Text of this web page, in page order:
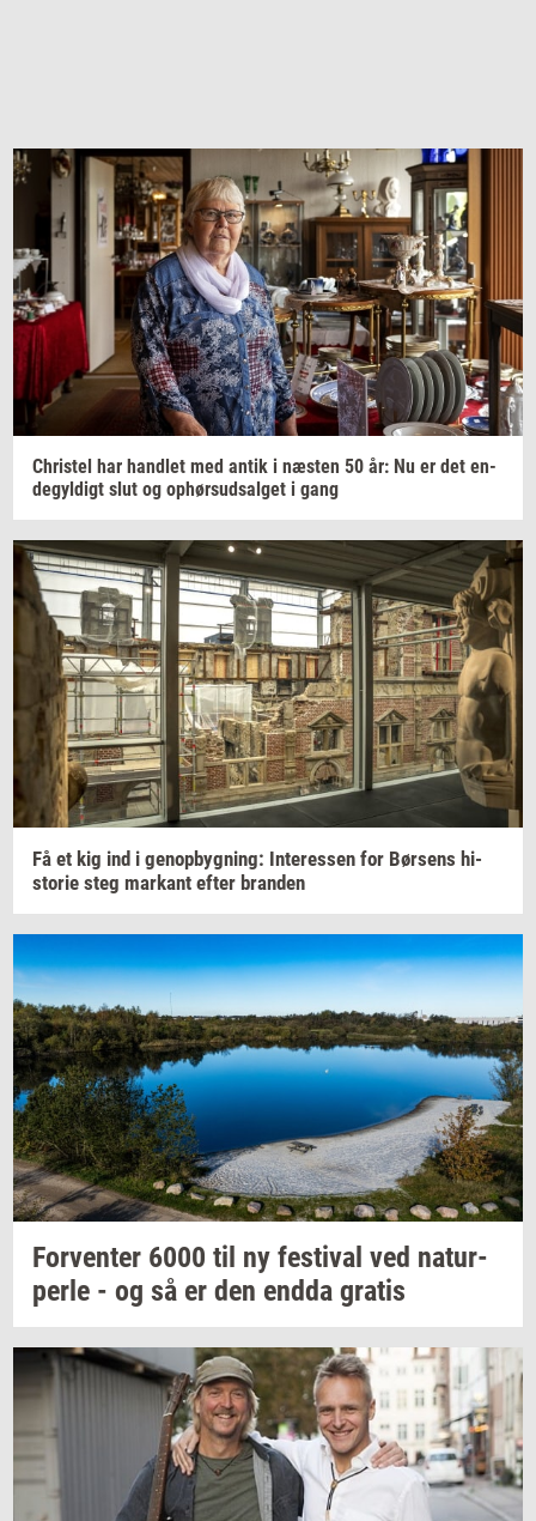
Chri­stel har hand­let med antik i næ­sten 50 år: Nu er det en­
de­gyl­digt slut og op­hør­s­ud­sal­get i gang
Få et kig ind i genop­byg­ning: In­ter­es­sen for Bør­sens hi­
sto­rie steg mar­kant efter bran­den
For­ven­ter 6000 til ny festi­val ved na­tur­
per­le - og så er den endda gra­tis